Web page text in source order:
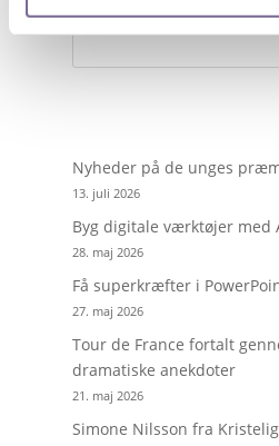
Nyheder på de unges
13. juli 2026
Byg digitale værktøjer med
28. maj 2026
Få superkræfter i
27. maj 2026
Tour de France fortalt
dramatiske anekdoter
21. maj 2026
Simone Nilsson fra